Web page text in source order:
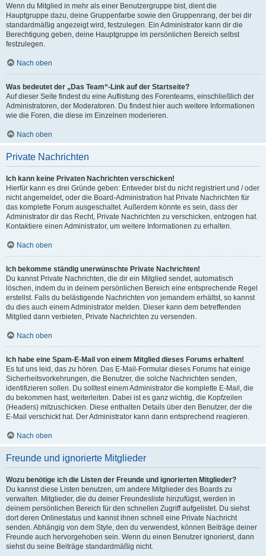
Wenn du Mitglied in mehr als einer Benutzergruppe bist, dient die
Hauptgruppe dazu, deine Gruppenfarbe sowie den Gruppenrang, der bei dir
standardmäßig angezeigt wird, festzulegen. Ein Administrator kann dir die
Berechtigung geben, deine Hauptgruppe im persönlichen Bereich selbst
festzulegen.
Nach oben
Was bedeutet der „Das Team“-Link auf der Startseite?
Auf dieser Seite findest du eine Auflistung des Forenteams, einschließlich der
Administratoren, der Moderatoren. Du findest hier auch weitere Informationen
wie die Foren, die diese im Einzelnen moderieren.
Nach oben
Private Nachrichten
Ich kann keine Privaten Nachrichten verschicken!
Hierfür kann es drei Gründe geben: Entweder bist du nicht registriert und / oder
nicht angemeldet, oder die Board-Administration hat Private Nachrichten für
das komplette Forum ausgeschaltet. Außerdem könnte es sein, dass der
Administrator dir das Recht, Private Nachrichten zu verschicken, entzogen hat.
Kontaktiere einen Administrator, um weitere Informationen zu erhalten.
Nach oben
Ich bekomme ständig unerwünschte Private Nachrichten!
Du kannst Private Nachrichten, die dir ein Mitglied sendet, automatisch
löschen, indem du in deinem persönlichen Bereich eine entsprechende Regel
erstellst. Falls du belästigende Nachrichten von jemandem erhältst, so kannst
du dies auch einem Administrator melden. Dieser kann dem betreffenden
Mitglied dann verbieten, Private Nachrichten zu versenden.
Nach oben
Ich habe eine Spam-E-Mail von einem Mitglied dieses Forums erhalten!
Es tut uns leid, das zu hören. Das E-Mail-Formular dieses Forums hat einige
Sicherheitsvorkehrungen, die Benutzer, die solche Nachrichten senden,
identifizieren sollen. Du solltest einem Administrator die komplette E-Mail, die
du bekommen hast, weiterleiten. Dabei ist es ganz wichtig, die Kopfzeilen
(Headers) mitzuschicken. Diese enthalten Details über den Benutzer, der die
E-Mail verschickt hat. Der Administrator kann dann entsprechend reagieren.
Nach oben
Freunde und ignorierte Mitglieder
Wozu benötige ich die Listen der Freunde und ignorierten Mitglieder?
Du kannst diese Listen benutzen, um andere Mitglieder des Boards zu
verwalten. Mitglieder, die du deiner Freundesliste hinzufügst, werden in
deinem persönlichen Bereich für den schnellen Zugriff aufgelistet. Du siehst
dort deren Onlinestatus und kannst ihnen schnell eine Private Nachricht
senden. Abhängig von dem Style, den du verwendest, können Beiträge deiner
Freunde auch hervorgehoben sein. Wenn du einen Benutzer ignorierst, dann
siehst du seine Beiträge standardmäßig nicht.